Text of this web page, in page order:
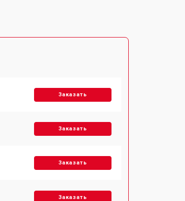
Заказать
Заказать
Заказать
Заказать